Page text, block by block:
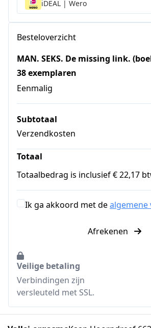
iDEAL | Wero
Besteloverzicht
MAN. SEKS. De missing link.
38 exemplaren
Eenmalig
Subtotaal
Verzendkosten
Totaal
Totaalbedrag is inclusief € 22,17
Ik ga akkoord met dealgemene
Afrekenen
Veilige betaling
Verbindingen zijn
versleuteld met SSL.